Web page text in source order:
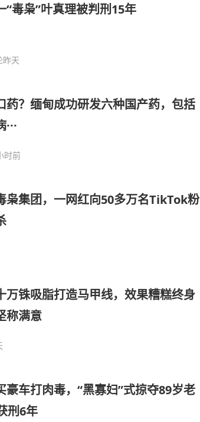
“毒枭”叶真理被判刑15年
昨天
药？缅甸成功研发六种国产药，包括
时前
枭集团，一网红向50多万名TikTok粉
万铢吸脂打造马甲线，效果糟糕终身
称满意
豪车打肉毒，“黑寡妇”式掠夺89岁老
刑6年